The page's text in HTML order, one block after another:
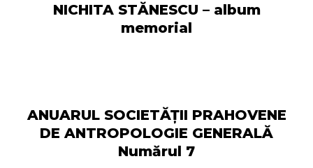
NICHITA STĂNESCU – album
memorial
ANUARUL SOCIETĂŢII PRAHOVENE
DE ANTROPOLOGIE GENERALĂ
Numărul 7